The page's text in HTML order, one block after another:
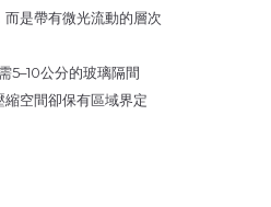
是帶有微光流動的層次
5–10公分的玻璃隔間
縮空間卻保有區域界定